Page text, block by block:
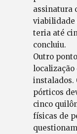
assinatura
viabilidade
teria até
concluiu.
Outro
localização
instalados.
pórticos
cinco
físicas de